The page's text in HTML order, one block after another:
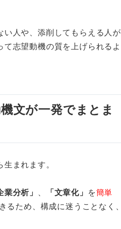
人や、添削してもらえる人が
志望動機の質を上げられるよ
文が一発でまとま
まれます。
業分析」 「文章化」 を簡単
るため、構成に迷うことなく、